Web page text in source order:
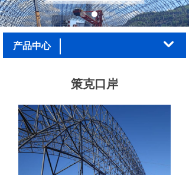
案例展示
加工车间
新闻中心
联系我们
荣誉资质
产品中心 낔
策克口岸